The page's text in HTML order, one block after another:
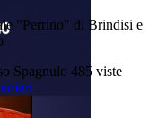
"Perrino" di Brindisi e
Spagnulo 485 viste